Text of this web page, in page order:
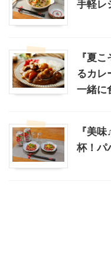
手軽レ
『夏
るカレ
一緒
『美
杯！パ